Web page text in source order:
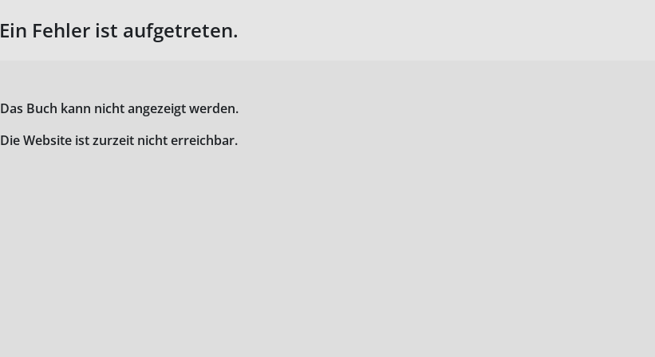
Ein Fehler ist aufgetreten.
Das Buch kann nicht angezeigt werden.
Die Website ist zurzeit nicht erreichbar.